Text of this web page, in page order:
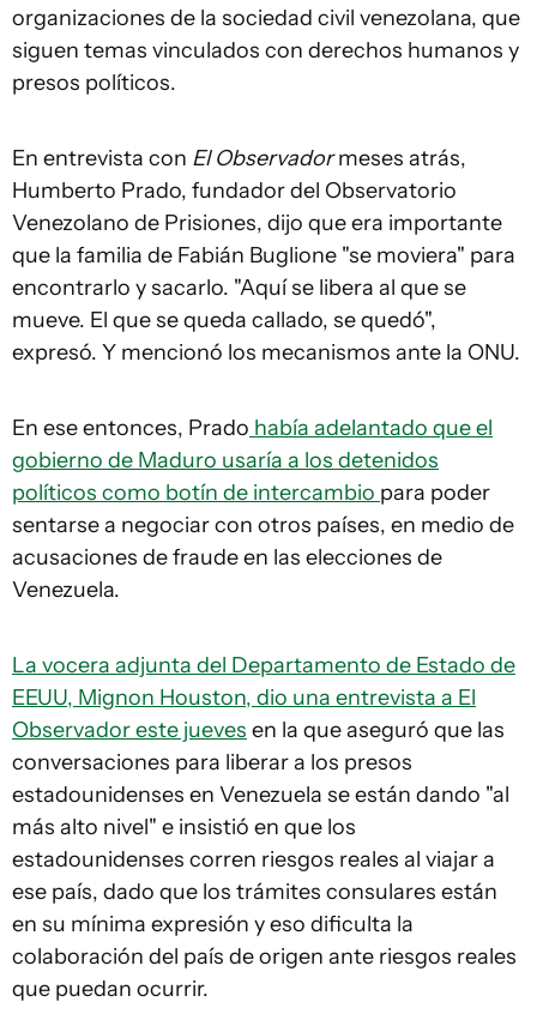
organizaciones de la sociedad civil venezolana, que
siguen temas vinculados con derechos humanos y
presos políticos.
En entrevista con El Observadormeses atrás,
Humberto Prado, fundador del Observatorio
Venezolano de Prisiones, dijo que era importante
que la familia de Fabián Buglione "se moviera" para
encontrarlo y sacarlo. "Aquí se libera al que se
mueve. El que se queda callado, se quedó",
expresó. Y mencionó los mecanismos ante la ONU.
En ese entonces, Prado había adelantado que el
gobierno de Maduro usaría a los detenidos
políticos como botín de intercambio para poder
sentarse a negociar con otros países, en medio de
acusaciones de fraude en las elecciones de
Venezuela.
La vocera adjunta del Departamento de Estado de
EEUU, Mignon Houston, dio una entrevista a El
Observador este jueves en la que aseguró que las
conversaciones para liberar a los presos
estadounidenses en Venezuela se están dando "al
más alto nivel" e insistió en que los
estadounidenses corren riesgos reales al viajar a
ese país, dado que los trámites consulares están
en su mínima expresión y eso dificulta la
colaboración del país de origen ante riesgos reales
que puedan ocurrir.